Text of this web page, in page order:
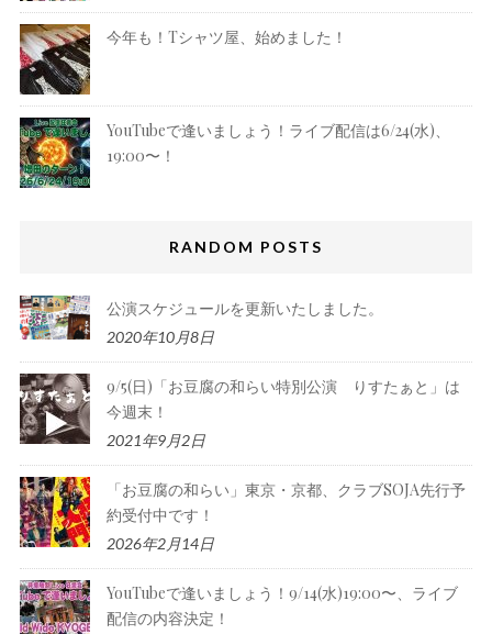
今年も！Tシャツ屋、始めました！
YouTubeで逢いましょう！ライブ配信は6/24(水)、
19:00〜！
RANDOM POSTS
公演スケジュールを更新いたしました。
2020年10月8日
9/5(日)「お豆腐の和らい特別公演 りすたぁと」は
今週末！
2021年9月2日
「お豆腐の和らい」東京・京都、クラブSOJA先行予
約受付中です！
2026年2月14日
YouTubeで逢いましょう！9/14(水)19:00〜、ライブ
配信の内容決定！